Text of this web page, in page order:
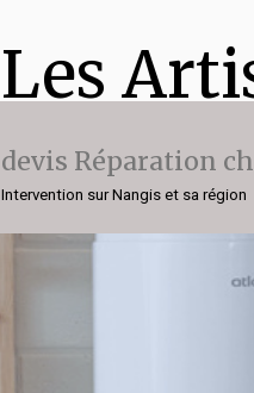
Les
devis Réparation
Intervention sur Nangis et sa région